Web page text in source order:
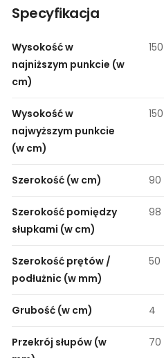
Specyfikacja
Wysokość w
najniższym punkcie (w
cm)
150
Wysokość w
najwyższym punkcie
(w cm)
150
Szerokość (w cm) 90
Szerokość pomiędzy
słupkami (w cm)
98
Szerokość prętów /
podłużnic (w mm)
50
Grubość (w cm) 4
Przekrój słupów (w
70